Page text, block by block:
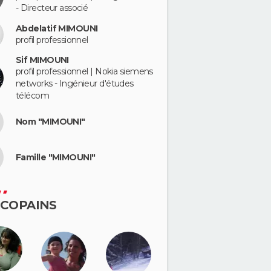
- Directeur associé
Abdelatif MIMOUNI
profil professionnel
Sif MIMOUNI
profil professionnel | Nokia siemens
networks - Ingénieur d'études
télécom
Nom "MIMOUNI"
Famille "MIMOUNI"